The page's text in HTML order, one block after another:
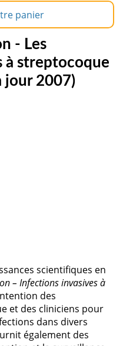
panier
- Les
à streptocoque
jour 2007)
scientifiques en
– Infections invasives à
des
et des cliniciens pour
dans divers
également des